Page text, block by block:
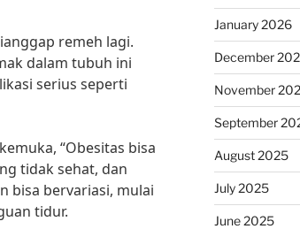
remeh lagi.
dalam tubuh ini
serius seperti
“Obesitas bisa
tidak sehat, dan
bisa bervariasi, mulai
tidur.
January 2026
December
November
September
August 2025
July 2025
June 2025